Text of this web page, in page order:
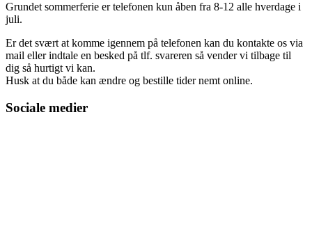
Grundet sommerferie er telefonen kun åben fra 8-12 alle hverdage i
juli.
Er det svært at komme igennem på telefonen kan du kontakte os via
mail eller indtale en besked på tlf. svareren så vender vi tilbage til
dig så hurtigt vi kan.
Husk at du både kan ændre og bestille tider nemt online.
Sociale medier